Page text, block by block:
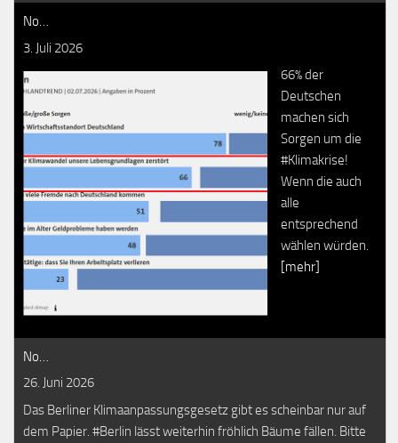
No…
3. Juli 2026
66% der
Deutschen
machen sich
Sorgen um die
#Klimakrise!
Wenn die auch
alle
entsprechend
wählen würden.
[mehr]
No…
26. Juni 2026
Das Berliner Klimaanpassungsgesetz gibt es scheinbar nur auf
dem Papier. #Berlin lässt weiterhin fröhlich Bäume fällen. Bitte